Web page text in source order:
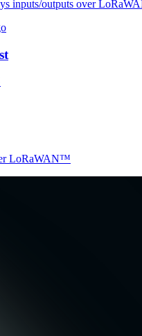
inputs/outputs over
LoRaWAN™